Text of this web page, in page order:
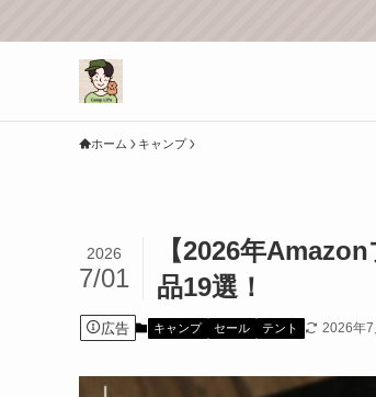
ホーム キャンプ
【2026年
品19選！
2026
7/01
広告 キャンプ セール テント 2026年7